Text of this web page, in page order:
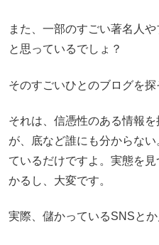
また、一部のすごい著名人
と思っているでしょ？
そのすごいひとのブログを
それは、信憑性のある情報
が、底など誰にも分からな
ているだけですよ。実態を
かるし、大変です。
実際、儲かっているSNSとか